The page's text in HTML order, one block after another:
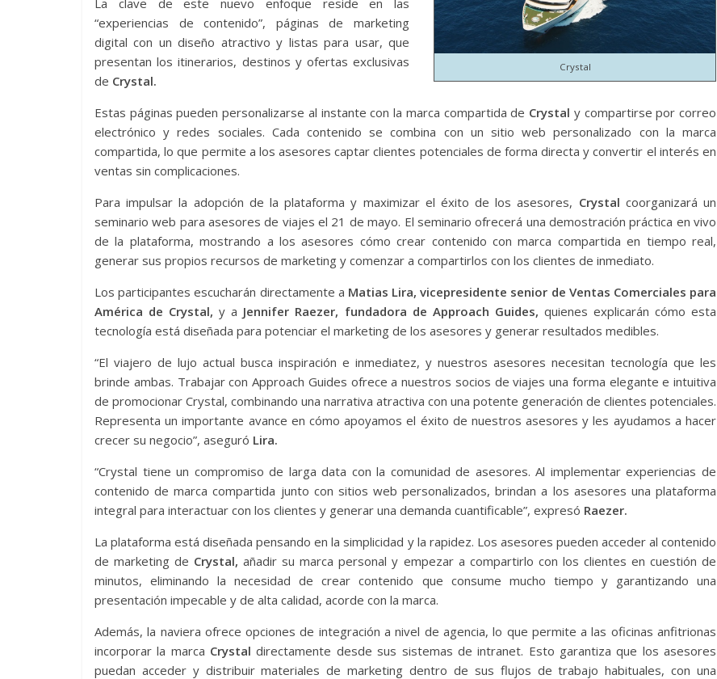
Crystal
La clave de este nuevo enfoque reside en las
“experiencias de contenido”, páginas de marketing
digital con un diseño atractivo y listas para usar, que
presentan los itinerarios, destinos y ofertas exclusivas
de Crystal.
Estas páginas pueden personalizarse al instante con la marca compartida de Crystal y compartirse por correo
electrónico y redes sociales. Cada contenido se combina con un sitio web personalizado con la marca
compartida, lo que permite a los asesores captar clientes potenciales de forma directa y convertir el interés en
ventas sin complicaciones.
Para impulsar la adopción de la plataforma y maximizar el éxito de los asesores, Crystal coorganizará un
seminario web para asesores de viajes el 21 de mayo. El seminario ofrecerá una demostración práctica en vivo
de la plataforma, mostrando a los asesores cómo crear contenido con marca compartida en tiempo real,
generar sus propios recursos de marketing y comenzar a compartirlos con los clientes de inmediato.
Los participantes escucharán directamente a Matias Lira, vicepresidente senior de Ventas Comerciales para
América de Crystal, y a Jennifer Raezer, fundadora de Approach Guides, quienes explicarán cómo esta
tecnología está diseñada para potenciar el marketing de los asesores y generar resultados medibles.
“El viajero de lujo actual busca inspiración e inmediatez, y nuestros asesores necesitan tecnología que les
brinde ambas. Trabajar con Approach Guides ofrece a nuestros socios de viajes una forma elegante e intuitiva
de promocionar Crystal, combinando una narrativa atractiva con una potente generación de clientes potenciales.
Representa un importante avance en cómo apoyamos el éxito de nuestros asesores y les ayudamos a hacer
crecer su negocio”, aseguró Lira.
“Crystal tiene un compromiso de larga data con la comunidad de asesores. Al implementar experiencias de
contenido de marca compartida junto con sitios web personalizados, brindan a los asesores una plataforma
integral para interactuar con los clientes y generar una demanda cuantificable”, expresó Raezer.
La plataforma está diseñada pensando en la simplicidad y la rapidez. Los asesores pueden acceder al contenido
de marketing de Crystal, añadir su marca personal y empezar a compartirlo con los clientes en cuestión de
minutos, eliminando la necesidad de crear contenido que consume mucho tiempo y garantizando una
presentación impecable y de alta calidad, acorde con la marca.
Además, la naviera ofrece opciones de integración a nivel de agencia, lo que permite a las oficinas anfitrionas
incorporar la marca Crystal directamente desde sus sistemas de intranet. Esto garantiza que los asesores
puedan acceder y distribuir materiales de marketing dentro de sus flujos de trabajo habituales, con una